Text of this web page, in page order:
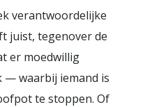
verantwoordelijke
juist, tegenover de
er moedwillig
— waarbij iemand is
te stoppen. Of